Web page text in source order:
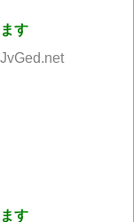
す
す